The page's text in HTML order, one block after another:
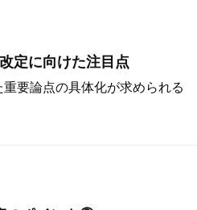
定に向けた注目点
要論点の具体化が求められる